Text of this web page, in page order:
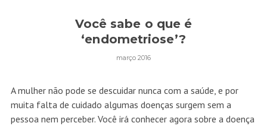
Você sabe o que é
‘endometriose’?
março 2016
A mulher não pode se descuidar nunca com a saúde, e por
muita falta de cuidado algumas doenças surgem sem a
pessoa nem perceber. Você irá conhecer agora sobre a doença